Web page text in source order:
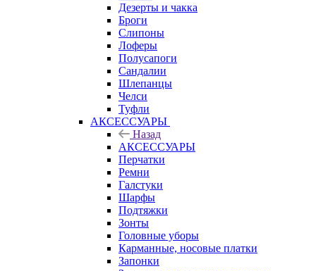
Дезерты и чакка
Броги
Слипоны
Лоферы
Полусапоги
Сандалии
Шлепанцы
Челси
Туфли
АКСЕССУАРЫ
Назад
АКСЕССУАРЫ
Перчатки
Ремни
Галстуки
Шарфы
Подтяжки
Зонты
Головные уборы
Карманные, носовые платки
Запонки